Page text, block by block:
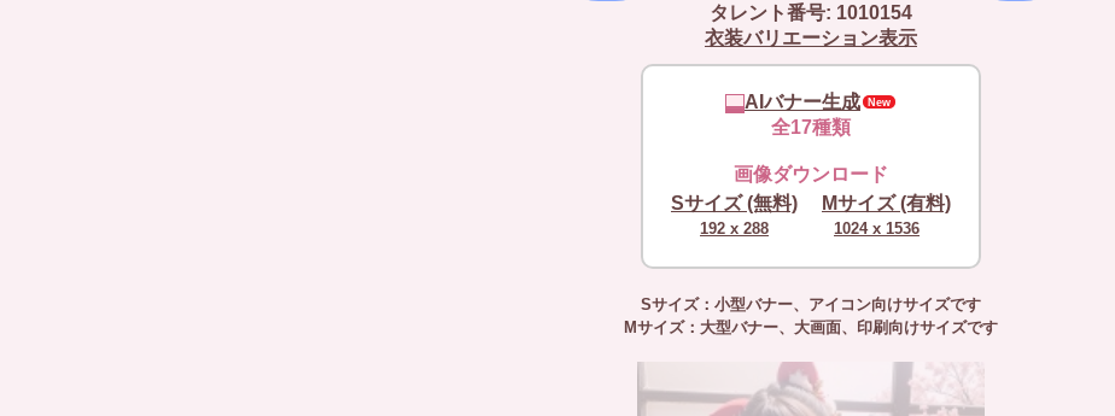
タレント番号: 1010154
衣装バリエーション表示
AIバナー生成
全17種類
画像ダウンロード
Sサイズ (無料)
192 x 288
Mサイズ (有料)
1024 x 1536
Sサイズ：小型バナー、アイコン向けサイズです
Mサイズ：大型バナー、大画面、印刷向けサイズです